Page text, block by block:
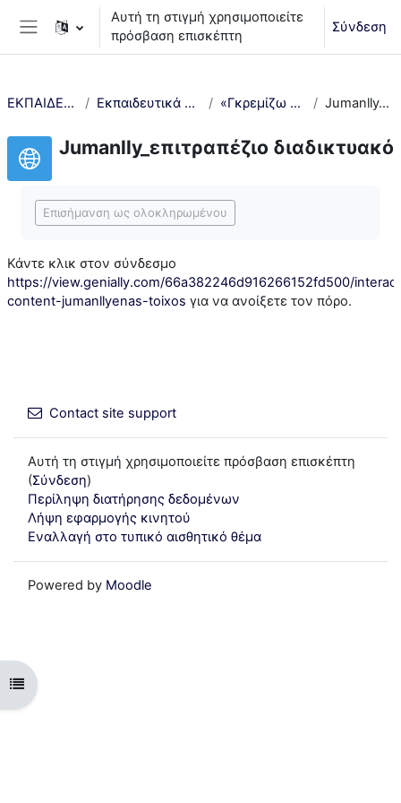
Μετάβαση στο κεντρικό περιεχόμενο
Πλευρικός πίνακας
Αυτή τη στιγμή χρησιμοποιείτε
πρόσβαση επισκέπτη
Σύνδεση
Open course index
ΕΚΠΑΙΔΕΥΤΙΚΑ ΠΡΟΓΡΑΜΜΑΤΑ Εκπαιδευτικά προγράμματα & Εργαστήρια 2024-25 «Γκρεμίζω τα τείχη! Όλοι μαζί μια παρέα!» Jumanlly_επιτραπέζιο διαδικτυακό
Jumanlly_επιτραπέζιο διαδικτυακό
Επισήμανση ως ολοκληρωμένου
Κάντε κλικ στον σύνδεσμο
https://view.genially.com/66a382246d916266152fd500/
content-jumanllyenas-toixos για να ανοίξετε τον πόρο.
Contact site support
Αυτή τη στιγμή χρησιμοποιείτε πρόσβαση επισκέπτη
(Σύνδεση)
Περίληψη διατήρησης δεδομένων
Λήψη εφαρμογής κινητού
Εναλλαγή στο τυπικό αισθητικό θέμα
Powered by Moodle